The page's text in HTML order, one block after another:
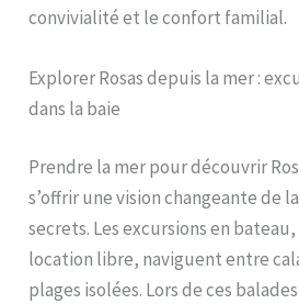
convivialité et le confort familial.
Explorer Rosas depuis la mer :
dans la baie
Prendre la mer pour découvrir
s’offrir une vision changeante de
secrets. Les excursions en
location libre, naviguent entre
plages isolées. Lors de ces